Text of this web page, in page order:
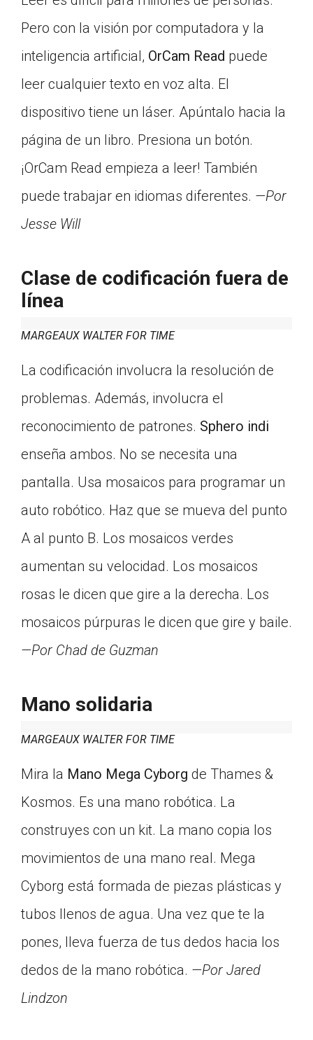
Pero con la visión por computadora y la
inteligencia artificial, OrCam Read puede
leer cualquier texto en voz alta. El
dispositivo tiene un láser. Apúntalo hacia la
página de un libro. Presiona un botón.
¡OrCam Read empieza a leer! También
puede trabajar en idiomas diferentes. —Por
Jesse Will
Clase de codificación fuera de
línea
MARGEAUX WALTER FOR TIME
La codificación involucra la resolución de
problemas. Además, involucra el
reconocimiento de patrones. Sphero indi
enseña ambos. No se necesita una
pantalla. Usa mosaicos para programar un
auto robótico. Haz que se mueva del punto
A al punto B. Los mosaicos verdes
aumentan su velocidad. Los mosaicos
rosas le dicen que gire a la derecha. Los
mosaicos púrpuras le dicen que gire y baile.
—Por Chad de Guzman
Mano solidaria
MARGEAUX WALTER FOR TIME
Mira la Mano Mega Cyborg de Thames &
Kosmos. Es una mano robótica. La
construyes con un kit. La mano copia los
movimientos de una mano real. Mega
Cyborg está formada de piezas plásticas y
tubos llenos de agua. Una vez que te la
pones, lleva fuerza de tus dedos hacia los
dedos de la mano robótica. —Por Jared
Lindzon